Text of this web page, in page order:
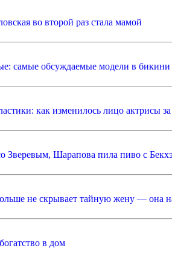
во второй раз стала мамой
самые обсуждаемые модели в
как изменилось лицо актрисы
Зверевым, Шарапова пила пиво с
не скрывает тайную жену — она
в дом